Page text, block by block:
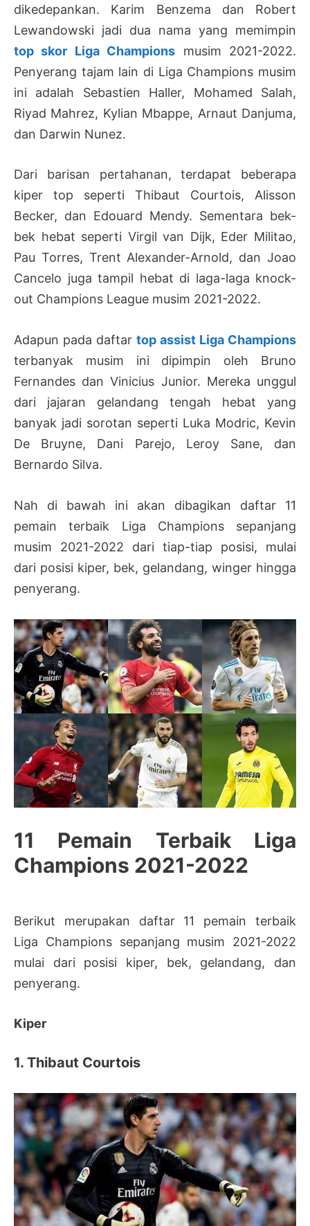
dikedepankan. Karim Benzema dan Robert
Lewandowski jadi dua nama yang memimpin
top skor Liga Champions musim 2021-2022.
Penyerang tajam lain di Liga Champions musim
ini adalah Sebastien Haller, Mohamed Salah,
Riyad Mahrez, Kylian Mbappe, Arnaut Danjuma,
dan Darwin Nunez.
Dari barisan pertahanan, terdapat beberapa
kiper top seperti Thibaut Courtois, Alisson
Becker, dan Edouard Mendy. Sementara bek-
bek hebat seperti Virgil van Dijk, Eder Militao,
Pau Torres, Trent Alexander-Arnold, dan Joao
Cancelo juga tampil hebat di laga-laga knock-
out Champions League musim 2021-2022.
Adapun pada daftar top assist Liga Champions
terbanyak musim ini dipimpin oleh Bruno
Fernandes dan Vinicius Junior. Mereka unggul
dari jajaran gelandang tengah hebat yang
banyak jadi sorotan seperti Luka Modric, Kevin
De Bruyne, Dani Parejo, Leroy Sane, dan
Bernardo Silva.
Nah di bawah ini akan dibagikan daftar 11
pemain terbaik Liga Champions sepanjang
musim 2021-2022 dari tiap-tiap posisi, mulai
dari posisi kiper, bek, gelandang, winger hingga
penyerang.
11 Pemain Terbaik Liga
Champions 2021-2022
Berikut merupakan daftar 11 pemain terbaik
Liga Champions sepanjang musim 2021-2022
mulai dari posisi kiper, bek, gelandang, dan
penyerang.
Kiper
1. Thibaut Courtois